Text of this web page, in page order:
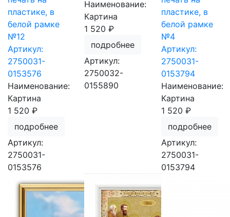
пластике, в
белой рамке
№12
Артикул:
2750031-
0153576
Наименование:
Картина
1 520 ₽
подробнее
Артикул:
2750031-
0153576
Наименование:
Картина
1 520 ₽
подробнее
Артикул:
2750032-
0155890
пластике, в
белой рамке
№4
Артикул:
2750031-
0153794
Наименование:
Картина
1 520 ₽
подробнее
Артикул:
2750031-
0153794